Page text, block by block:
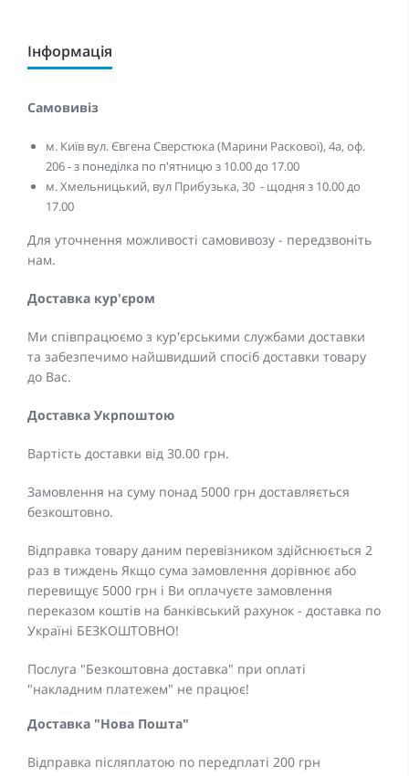
Інформація
Самовивіз
м. Київ вул. Євгена Сверстюка (Марини Раскової), 4а, оф.
206 - з понеділка по п'ятницю з 10.00 до 17.00
м. Хмельницький, вул Прибузька, 30 - щодня з 10.00 до
17.00
Для уточнення можливості самовивозу - передзвоніть
нам.
Доставка кур'єром
Ми співпрацюємо з кур'єрськими службами доставки
та забезпечимо найшвидший спосіб доставки товару
до Вас.
Доставка Укрпоштою
Вартість доставки від 30.00 грн.
Замовлення на суму понад 5000 грн доставляється
безкоштовно.
Відправка товару даним перевізником здійснюється 2
раз в тиждень Якщо сума замовлення дорівнює або
перевищує 5000 грн і Ви оплачуєте замовлення
переказом коштів на банківський рахунок - доставка по
Україні БЕЗКОШТОВНО!
Послуга "Безкоштовна доставка" при оплаті
"накладним платежем" не працює!
Доставка "Нова Пошта"
Відправка післяплатою по передплаті 200 грн